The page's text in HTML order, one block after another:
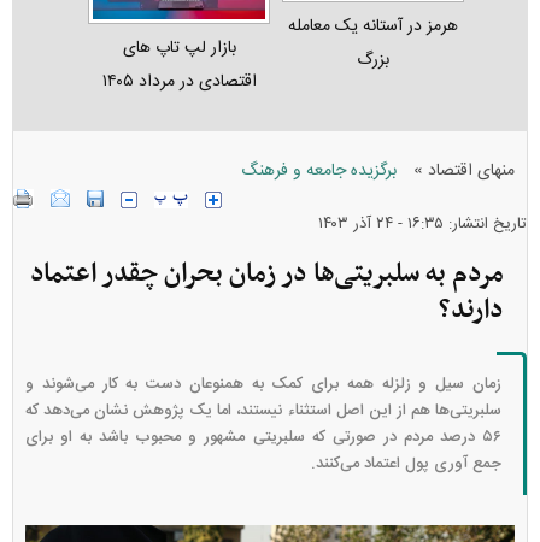
هرمز در آستانه یک معامله
بزرگ
بازار لپ‌ تاپ‌ های
اقتصادی در مرداد ۱۴۰۵
منهای اقتصاد » برگزیده جامعه و فرهنگ
تاریخ انتشار: ۱۶:۳۵ - ۲۴ آذر ۱۴۰۳
مردم به سلبریتی‌ها در زمان بحران چقدر اعتماد
دارند؟
زمان سیل و زلزله همه برای کمک به همنوعان دست به کار می‌شوند و
سلبریتی‌ها هم از این اصل استثناء نیستند، اما یک پژوهش نشان می‌دهد که
۵۶ درصد مردم در صورتی که سلبریتی مشهور و محبوب باشد به او برای
جمع آوری پول اعتماد می‌کنند.